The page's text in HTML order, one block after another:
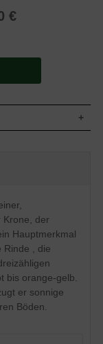
€
Austrieb
anfangs
gelb (ab
papierartig,
Krone, der
Hauptmerkmal
Rinde , die
bis orange-gelb.
er sonnige
Böden.